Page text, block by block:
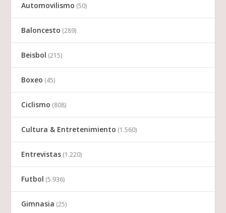
Automovilismo (50)
Baloncesto (289)
Beisbol (215)
Boxeo (45)
Ciclismo (808)
Cultura & Entretenimiento (1.560)
Entrevistas (1.220)
Futbol (5.936)
Gimnasia (25)